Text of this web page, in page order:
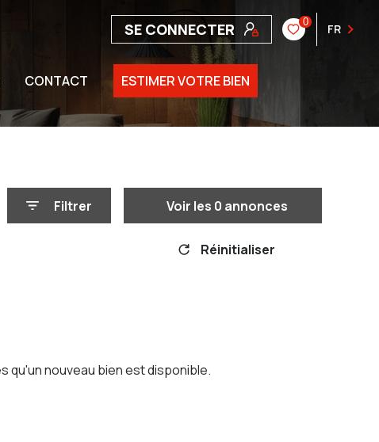
SE CONNECTER 0 FR
CONTACT ESTIMER VOTRE BIEN
Filtrer Voir les 0 annonces
Réinitialiser
qu'un nouveau bien est disponible.